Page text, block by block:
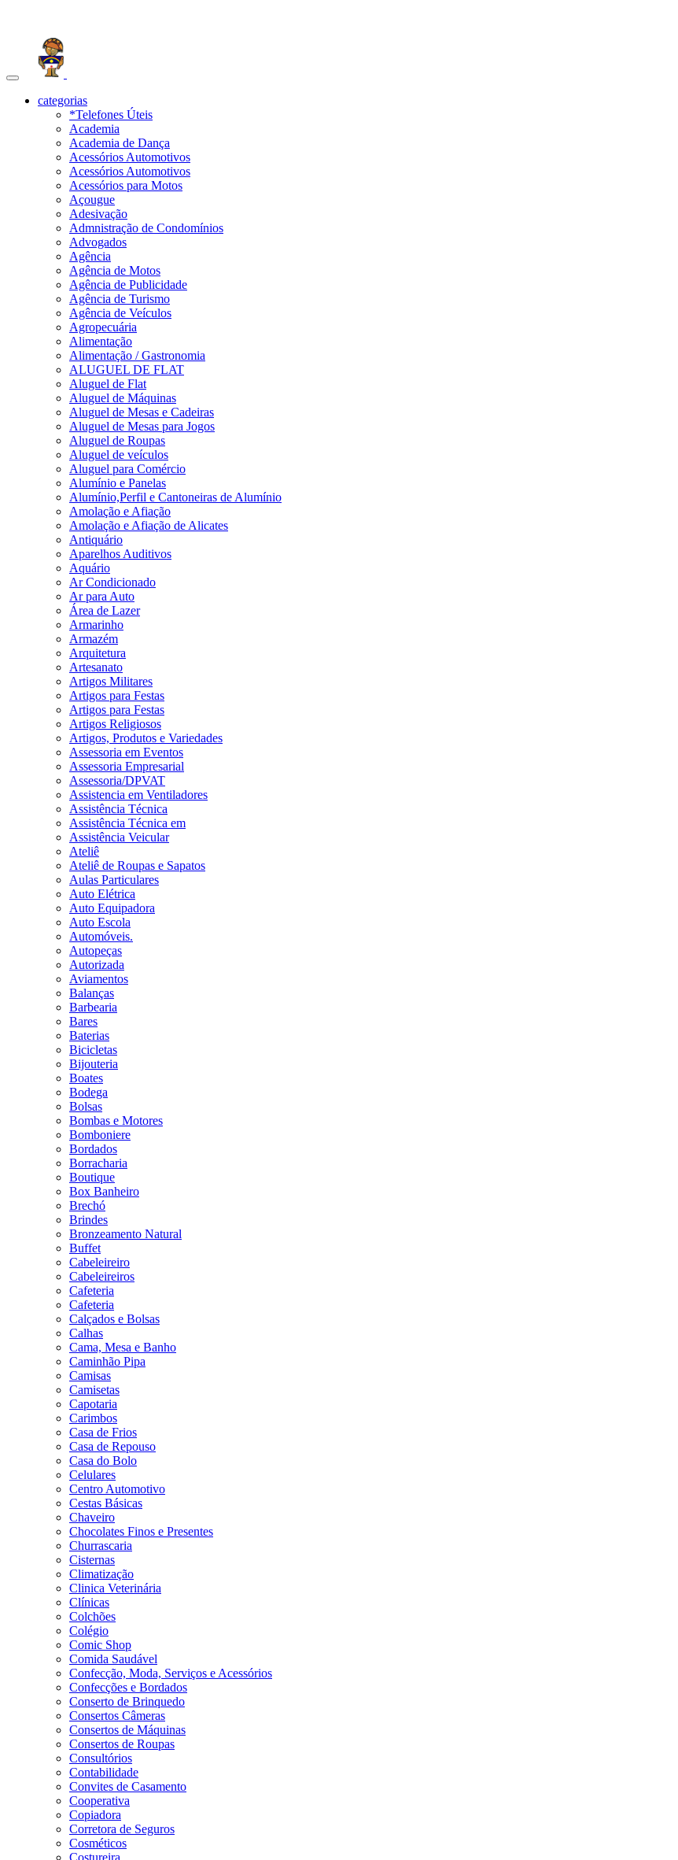
Toggle
navigationcategorias
*Telefones Úteis
Academia
Academia de Dança
Acessórios Automotivos
Acessórios Automotivos
Acessórios para Motos
Açougue
Adesivação
Admnistração de Condomínios
Advogados
Agência
Agência de Motos
Agência de Publicidade
Agência de Turismo
Agência de Veículos
Agropecuária
Alimentação
Alimentação / Gastronomia
ALUGUEL DE FLAT
Aluguel de Flat
Aluguel de Máquinas
Aluguel de Mesas e Cadeiras
Aluguel de Mesas para Jogos
Aluguel de Roupas
Aluguel de veículos
Aluguel para Comércio
Alumínio e Panelas
Alumínio,Perfil e Cantoneiras de Alumínio
Amolação e Afiação
Amolação e Afiação de Alicates
Antiquário
Aparelhos Auditivos
Aquário
Ar Condicionado
Ar para Auto
Área de Lazer
Armarinho
Armazém
Arquitetura
Artesanato
Artigos Militares
Artigos para Festas
Artigos para Festas
Artigos Religiosos
Artigos, Produtos e Variedades
Assessoria em Eventos
Assessoria Empresarial
Assessoria/DPVAT
Assistencia em Ventiladores
Assistência Técnica
Assistência Técnica em
Assistência Veicular
Ateliê
Ateliê de Roupas e Sapatos
Aulas Particulares
Auto Elétrica
Auto Equipadora
Auto Escola
Automóveis.
Autopeças
Autorizada
Aviamentos
Balanças
Barbearia
Bares
Baterias
Bicicletas
Bijouteria
Boates
Bodega
Bolsas
Bombas e Motores
Bomboniere
Bordados
Borracharia
Boutique
Box Banheiro
Brechó
Brindes
Bronzeamento Natural
Buffet
Cabeleireiro
Cabeleireiros
Cafeteria
Cafeteria
Calçados e Bolsas
Calhas
Cama, Mesa e Banho
Caminhão Pipa
Camisas
Camisetas
Capotaria
Carimbos
Casa de Frios
Casa de Repouso
Casa do Bolo
Celulares
Centro Automotivo
Cestas Básicas
Chaveiro
Chocolates Finos e Presentes
Churrascaria
Cisternas
Climatização
Clinica Veterinária
Clínicas
Colchões
Colégio
Comic Shop
Comida Saudável
Confecção, Moda, Serviços e Acessórios
Confecções e Bordados
Conserto de Brinquedo
Consertos Câmeras
Consertos de Máquinas
Consertos de Roupas
Consultórios
Contabilidade
Convites de Casamento
Cooperativa
Copiadora
Corretora de Seguros
Cosméticos
Costureira